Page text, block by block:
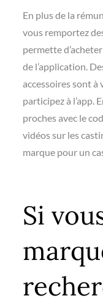
En plus de la
vous remportez
permette
de l’application.
accessoires sont
participez à l’app.
proches avec le
vidéos sur les
marque pour un
Si